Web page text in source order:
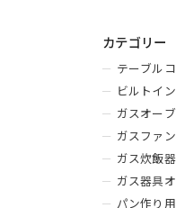
カテゴリー
テーブル
ビルトイ
ガスオー
ガスファ
ガス炊飯器
ガス器具
パン作り